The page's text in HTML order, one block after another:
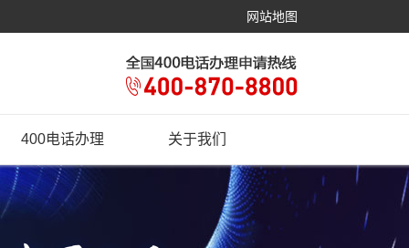
网站地图
400电话办理 关于我们